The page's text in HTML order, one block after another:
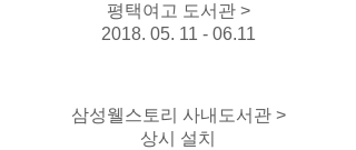
평택여고 도서관 >
2018. 05. 11 - 06.11
삼성웰스토리 사내도서관 >
상시 설치